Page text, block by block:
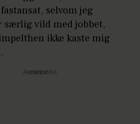
selvom jeg
særlig vild med jobbet,
ikke kaste mig
Annonce